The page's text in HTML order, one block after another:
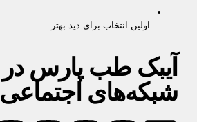
اولین انتخاب برای دید بهتر
آیبک طب پارس در
شبکه‌های اجتماعی